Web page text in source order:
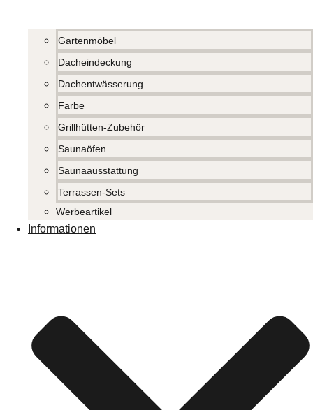
Gartenmöbel
Dacheindeckung
Dachentwässerung
Farbe
Grillhütten-Zubehör
Saunaöfen
Saunaausstattung
Terrassen-Sets
Werbeartikel
Informationen